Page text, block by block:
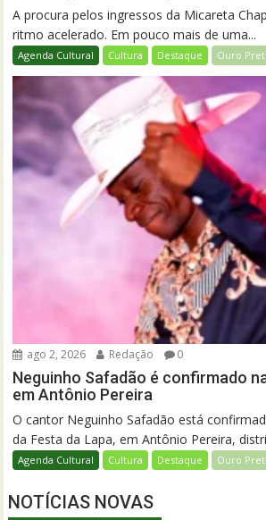
A procura pelos ingressos da Micareta
ritmo acelerado. Em pouco mais de uma...
Agenda Cultural Cultura Destaque Ouro
ago 2, 2026 Redação 0
Neguinho Safadão é confirmado
em Antônio Pereira
O cantor Neguinho Safadão está
da Festa da Lapa, em Antônio Pereira,
Agenda Cultural Cultura Destaque Ouro
NOTÍCIAS NOVAS